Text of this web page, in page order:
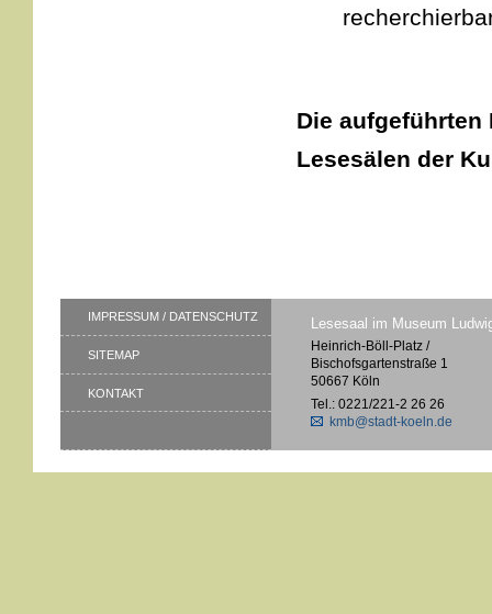
recherchierbar
Die aufgeführten
Lesesälen der
IMPRESSUM / DATENSCHUTZ
SITEMAP
KONTAKT
Lesesaal im Museum
Heinrich-Böll-Platz /
Bischofsgartenstraße 1
50667 Köln
Tel.: 0221/221-2 26 26
kmb@stadt-koeln.de